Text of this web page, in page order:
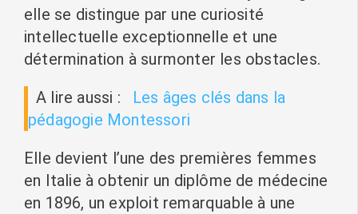
elle se distingue par une curiosité
intellectuelle exceptionnelle et une
détermination à surmonter les obstacles.
A lire aussi :
Les âges clés dans la
pédagogie Montessori
Elle devient l’une des premières femmes
en Italie à obtenir un diplôme de médecine
en 1896, un exploit remarquable à une